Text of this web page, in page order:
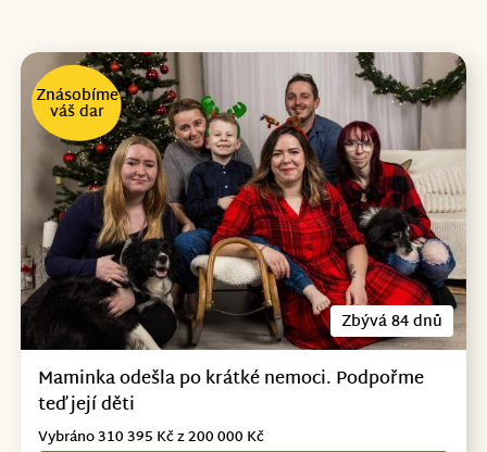
Zbývá 84 dnů
Znásobíme
váš dar
Maminka odešla po krátké nemoci. Podpořme
teď její děti
Vybráno 310 395 Kč z 200 000 Kč